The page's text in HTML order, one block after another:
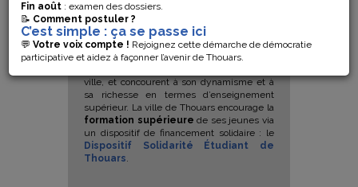
Fin août : examen des dossiers.
📝 Comment postuler ?
C’est simple : ça se passe ici
💬 Votre voix compte ! Rejoignez cette démarche de démocratie
participative et aidez à façonner l’avenir de Thouars.
ville, et concourent à son dynamisme et à
sa richesse en termes d’enseignement
supérieur. La ville de Thouars encourage la
formation supérieure de ses jeunes via
un dispositif de financement solidaire : le
Dispositif Solidarité Étudiant de
Thouars.